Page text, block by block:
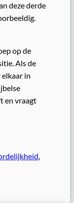
deze derde
op de
Als de
in
en vraagt